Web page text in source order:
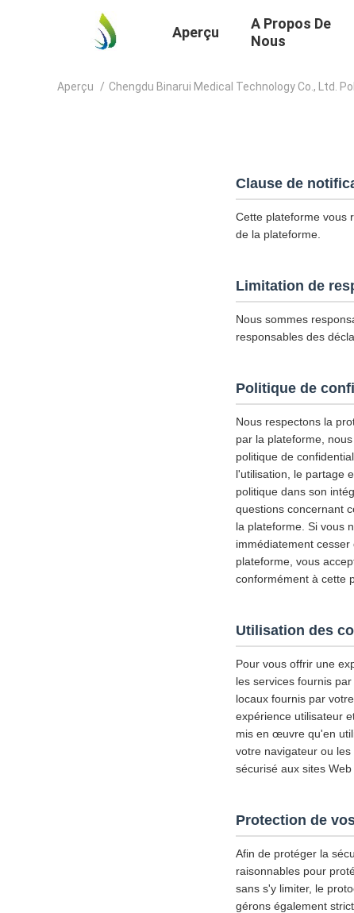
Aperçu
A Propos De
Nous
Aperçu / Chengdu Binarui Medical Technology Co., Ltd.
Clause de
Cette plateforme vous
de la plateforme.
Limitation de
Nous sommes
responsables des
Politique de
Nous respectons la
par la plateforme,
politique de
l'utilisation, le partage
politique dans son
questions concernant
la plateforme. Si vous
immédiatement
plateforme, vous
conformément à cette
Utilisation des
Pour vous offrir une
les services fournis
locaux fournis par
expérience utilisateur
mis en œuvre qu'en
votre navigateur ou
sécurisé aux sites
Protection de
Afin de protéger la
raisonnables pour
sans s'y limiter, le
gérons également